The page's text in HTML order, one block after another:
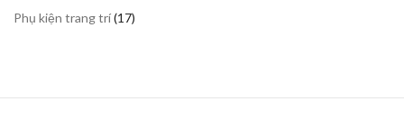
phẩm
Phụ kiện trang trí 1717